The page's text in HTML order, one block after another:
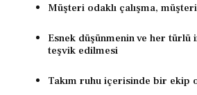
Müşteri odaklı çalışma,
Esnek düşünmenin ve her türlü
teşvik edilmesi
Takım ruhu içerisinde bir ekip